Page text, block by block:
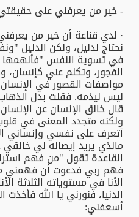
- خير من يعرفني على
· لدي قناعة أن خير من
نحتاج لدليل، ولكن الدليل
في تسوية النفس "فألهمها
الفجور، وتكلم عني
مواصفات القصور في
ليس ليذمه. فقلت بدل الذهاب
قال خالق الإنسان عن
ولكنه متجدد المعنى في
أتعرف على نفسي وإنساني
مالذي يريد إيصاله لي
القاعدة تقول "من فهم
فهم ربي فدعوت أن فهمني
الأنا في مستوياته الثلاثة
الدنيا، فنورني يا الله
أسعفني: